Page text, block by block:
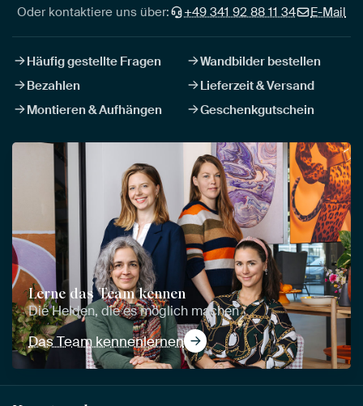
Oder kontaktiere uns über: +49 341 92 88 11 34 E-Mail
Häufig gestellte Fragen
Wandbilder bestellen
Bezahlen
Lieferzeit & Versand
Montieren & Aufhängen
Geschenkgutschein
Lerne das Team kennen
Die Helden, die es möglich machen
Das Team kennenlernen